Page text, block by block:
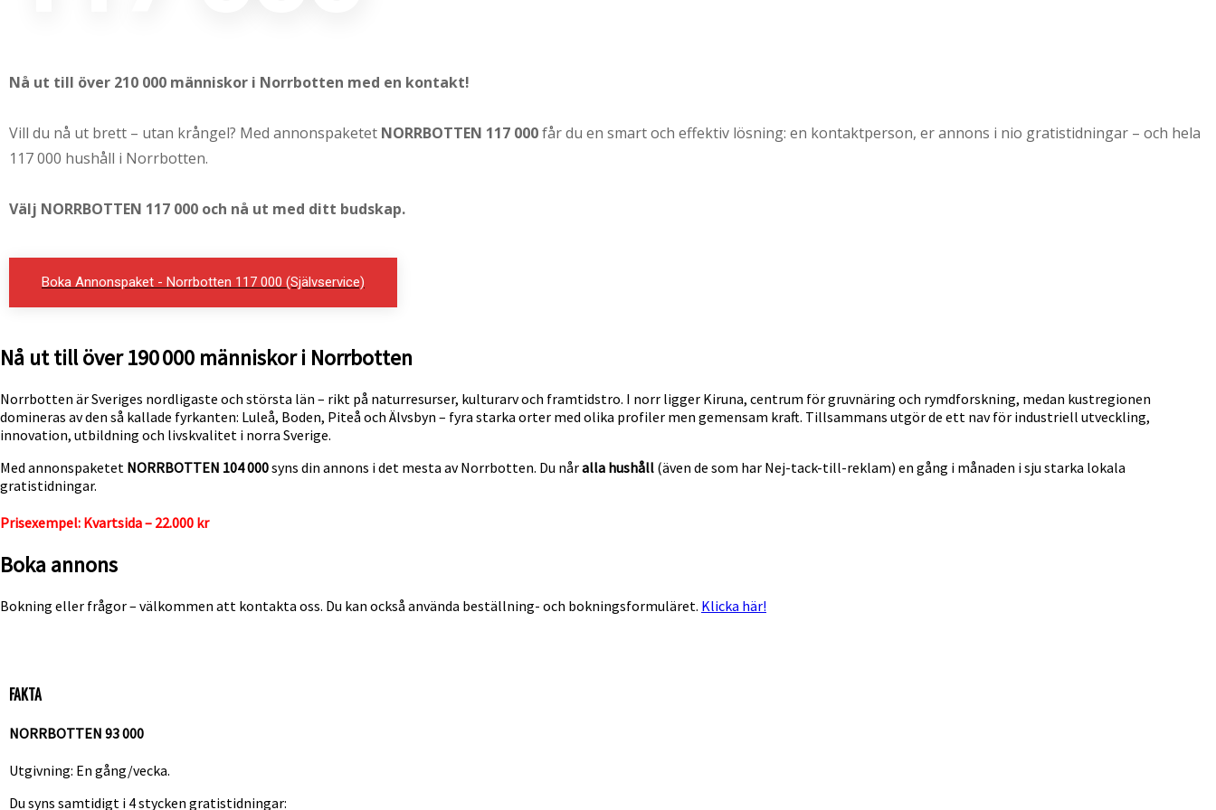
Nå ut till över 210 000 människor i Norrbotten med en kontakt!
Vill du nå ut brett – utan krångel? Med annonspaketet NORRBOTTEN 117 000får du en smart och effektiv lösning: en kontaktperson, er annons i nio gratistidningar – och hela
117 000 hushåll i Norrbotten.
Välj NORRBOTTEN 117 000 och nå ut med ditt budskap.
Boka Annonspaket - Norrbotten 117 000 (Självservice)
Nå ut till över 190 000 människor i Norrbotten
Norrbotten är Sveriges nordligaste och största län – rikt på naturresurser, kulturarv och framtidstro. I norr ligger Kiruna, centrum för gruvnäring och rymdforskning, medan kustregionen
domineras av den så kallade fyrkanten: Luleå, Boden, Piteå och Älvsbyn – fyra starka orter med olika profiler men gemensam kraft. Tillsammans utgör de ett nav för industriell utveckling,
innovation, utbildning och livskvalitet i norra Sverige.
Med annonspaketet NORRBOTTEN 104 000syns din annons i det mesta av Norrbotten. Du nåralla hushåll (även de som har Nej-tack-till-reklam) en gång i månaden i sju starka lokala
gratistidningar.
Prisexempel: Kvartsida – 22.000 kr
Boka annons
Bokning eller frågor – välkommen att kontakta oss. Du kan också använda beställning- och bokningsformuläret. Klicka här!
FAKTA
NORRBOTTEN 93 000
Utgivning: En gång/vecka.
Du syns samtidigt i 4 stycken gratistidningar: